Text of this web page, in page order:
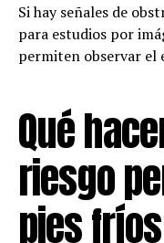
Si hay señales de
para estudios por
permiten observar el
Qué
riesgo
pies fríos